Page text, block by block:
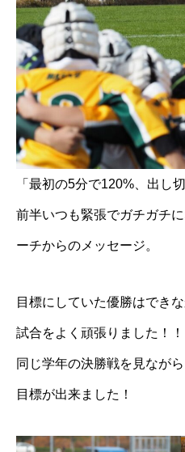
「最初の5分で120%、出し
前半いつも緊張でガチガチ
ーチからのメッセージ。
目標にしていた優勝はでき
試合をよく頑張りました！！
同じ学年の決勝戦を見なが
目標が出来ました！